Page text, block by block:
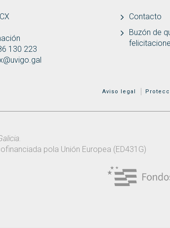
130 223
Contacto
Buzón de
MENÚ
Aviso legal
pola Unión Europea (ED431G)